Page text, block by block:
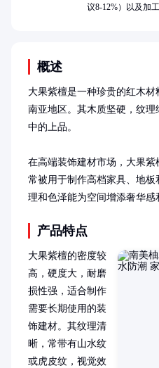
概述
大果紫檀是一种珍贵的红木
南亚地区。其木质坚硬，纹
中的上品。
在高端装饰建材市场，大果紫
常被用于制作高档家具、地
理和色泽能为空间增添奢华感
产品特点
大果紫檀的密度较
高，硬度大，耐磨
损性强，适合制作
需要长期使用的装
饰建材。其纹理清
晰，常带有山水纹
或虎皮纹，视觉效
议8-12%）以及加